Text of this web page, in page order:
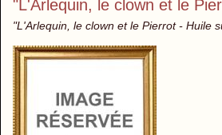
"L'Arlequin, le clown et le
"L'Arlequin, le clown et le Pierrot - Huile